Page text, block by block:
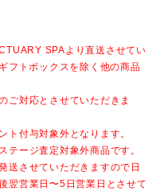
SPAより直送させてい
フトボックスを除く他の商品
ご対応とさせていただきま
付与対象外となります。
ージ査定対象外商品です。
送させていただきますので日
翌営業日〜5日営業日とさせて